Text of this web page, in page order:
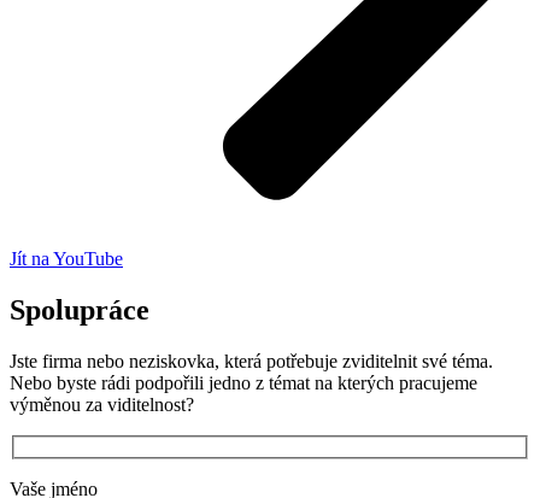
Jít na YouTube
Spolupráce
Jste firma nebo neziskovka, která potřebuje zviditelnit své téma.
Nebo byste rádi podpořili jedno z témat na kterých pracujeme
výměnou za viditelnost?
Vaše jméno